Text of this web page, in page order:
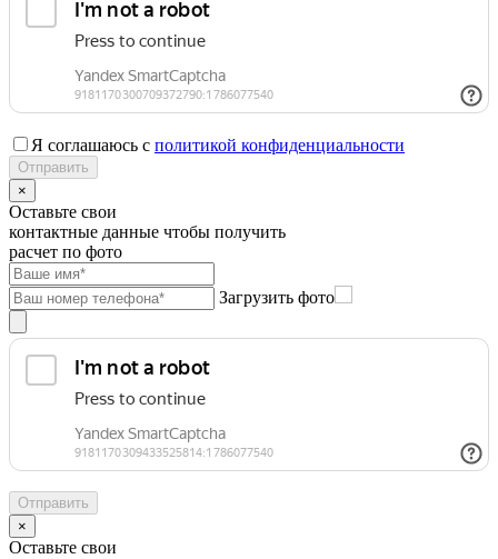
Я соглашаюсь с политикой конфиденциальности
×
Оставьте свои
контактные данные чтобы получить
расчет по фото
Загрузить фото
×
Оставьте свои